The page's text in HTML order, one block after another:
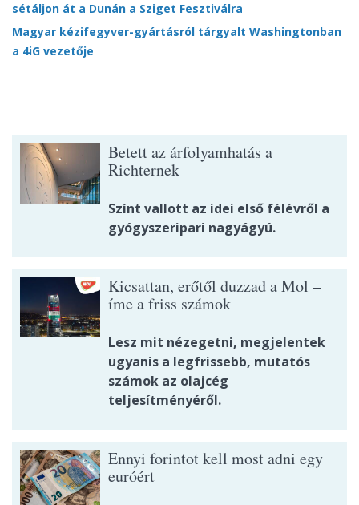
sétáljon át a Dunán a Sziget Fesztiválra
Magyar kézifegyver-gyártásról tárgyalt Washingtonban
a 4iG vezetője
Betett az árfolyamhatás a
Richternek
Színt vallott az idei első félévről a
gyógyszeripari nagyágyú.
Kicsattan, erőtől duzzad a Mol –
íme a friss számok
Lesz mit nézegetni, megjelentek
ugyanis a legfrissebb, mutatós
számok az olajcég
teljesítményéről.
Ennyi forintot kell most adni egy
euróért